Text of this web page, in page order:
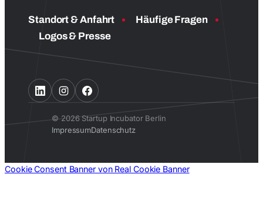
Standort & Anfahrt
Häufige Fragen
Logos & Presse
© 2026 Startup Incubator Berlin
ImpressumDatenschutz
Cookie Consent Banner von Real Cookie Banner